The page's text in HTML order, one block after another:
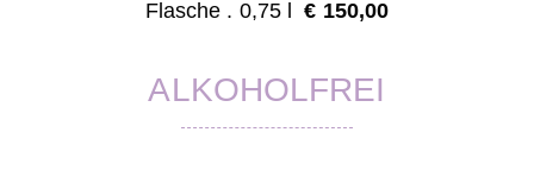
Flasche . 0,75 l
€ 150,00
ALKOHOLFREI